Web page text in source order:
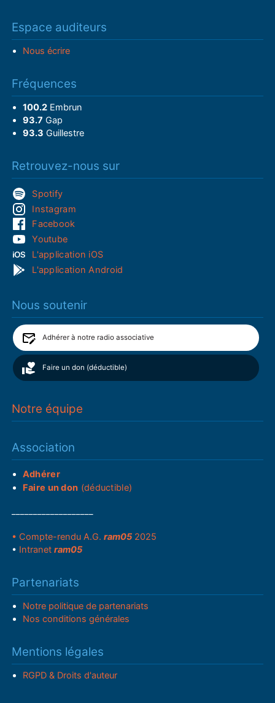
Espace auditeurs
Nous écrire
Fréquences
100.2Embrun
93.7 Gap
93.3 Guillestre
Retrouvez-nous sur
Spotify
Instagram
Facebook
Youtube
L'application iOS
L'application Android
Nous soutenir
Adhérer à notre radio associative
Faire un don (déductible)
Notre équipe
Association
Adhérer
Faire un don (déductible)
• Compte-rendu A.G.ram05 2025
• Intranetram05
Partenariats
Notre politique de partenariats
Nos conditions générales
Mentions légales
RGPD & Droits d'auteur